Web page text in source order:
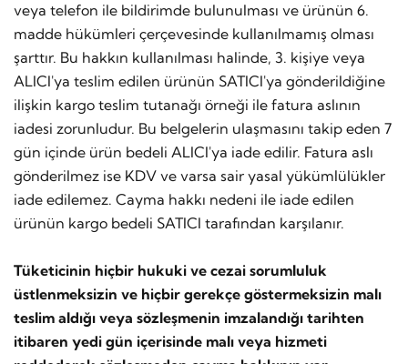
veya telefon ile bildirimde bulunulması ve ürünün 6.
madde hükümleri çerçevesinde kullanılmamış olması
şarttır. Bu hakkın kullanılması halinde, 3. kişiye veya
ALICI'ya teslim edilen ürünün SATICI'ya gönderildiğine
ilişkin kargo teslim tutanağı örneği ile fatura aslının
iadesi zorunludur. Bu belgelerin ulaşmasını takip eden 7
gün içinde ürün bedeli ALICI'ya iade edilir. Fatura aslı
gönderilmez ise KDV ve varsa sair yasal yükümlülükler
iade edilemez. Cayma hakkı nedeni ile iade edilen
ürünün kargo bedeli SATICI tarafından karşılanır.
Tüketicinin hiçbir hukuki ve cezai sorumluluk
üstlenmeksizin ve hiçbir gerekçe göstermeksizin malı
teslim aldığı veya sözleşmenin imzalandığı tarihten
itibaren yedi gün içerisinde malı veya hizmeti